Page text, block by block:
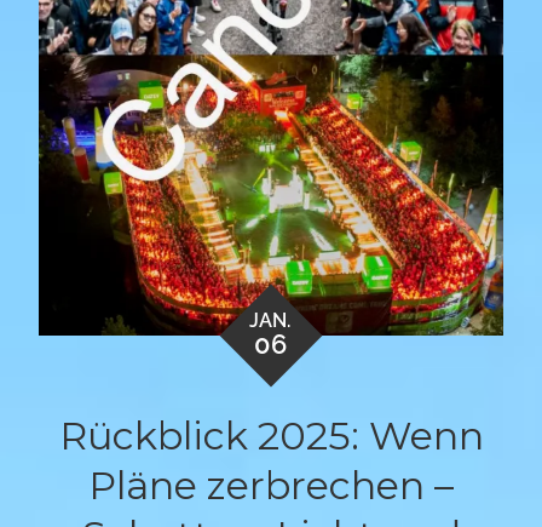
JAN.
06
Rückblick 2025: Wenn
Pläne zerbrechen –